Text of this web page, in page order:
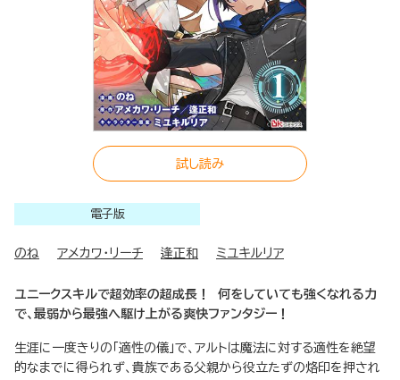
試し読み
電子版
のね アメカワ・リーチ 逢正和 ミユキルリア
ユニークスキルで超効率の超成長！ 何をしていても強くなれる力
で、最弱から最強へ駆け上がる爽快ファンタジー！
生涯に一度きりの「適性の儀」で、アルトは魔法に対する適性を絶望
的なまでに得られず、貴族である父親から役立たずの烙印を押され